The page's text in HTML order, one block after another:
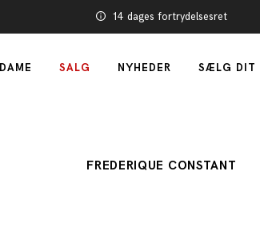
14 dages fortrydelsesret
DAME SALG NYHEDER SÆLG DIT
FREDERIQUE CONSTANT